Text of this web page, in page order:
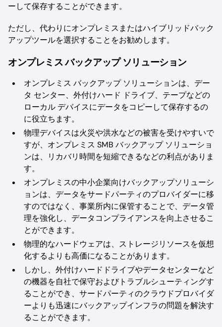
ーして保存することができます。
ただし、代わりにオンプレミスまたはハイブリッドバック
アップツールを選択することをお勧めします。
オンプレミス バックアップ ソリューション
オンプレミス バックアップ ソリューションは、デー
タ センター、外付けハード ドライブ、テープなどの
ローカル デバイスにデータをコピーして保存するの
に役立ちます。
物理デバイスは火災や洪水などの被害を受けやすいで
すが、オンプレミス SMB バックアップ ソリューショ
ンは、リカバリ時間を短縮できるなどの利点がありま
す。
オンプレミスの中小企業向けバックアップソリューシ
ョンは、データをサードパーティのプロバイダーに移
すのではなく、事業所内に保管することで、データ管
理を強化し、データコンプライアンスを向上させるこ
とができます。
物理的なハードウェアは、ストレージリソースを仮想
化するよりも高価になることがあります。
しかし、外付けハードドライブやデータセンターなど
の機器を自社で保守およびトラブルシューティングす
ることができ、サードパーティのクラウドプロバイダ
ーよりも迅速にバックアップインフラの問題を解決す
ることができます。